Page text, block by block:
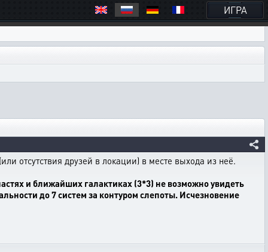
ИГРА
отсутствия друзей в локации) в месте выхода из неё.
и ближайших галактиках (3*3) не возможно увидеть
до 7 систем за контуром слепоты. Исчезновение